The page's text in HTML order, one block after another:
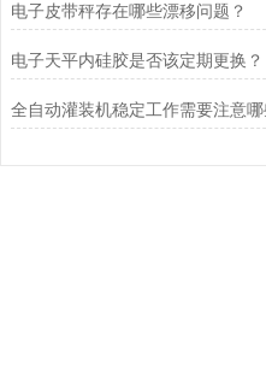
电子皮带秤存在哪些漂移问题？
电子天平内硅胶是否该定期更换？